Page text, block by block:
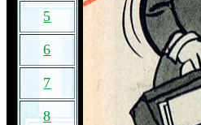
5
6
7
8